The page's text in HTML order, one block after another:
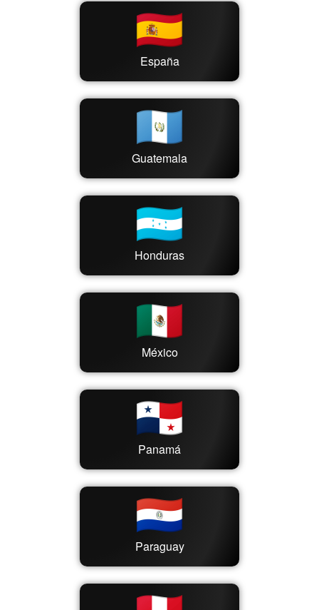
España
Guatemala
Honduras
México
Panamá
Paraguay